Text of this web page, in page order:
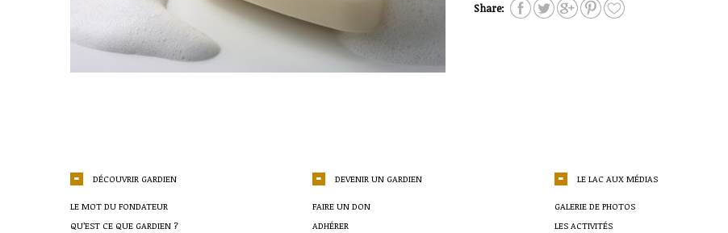
Share:
DÉCOUVRIR GARDIEN
LE MOT DU FONDATEUR
QU’EST CE QUE GARDIEN ?
DEVENIR UN GARDIEN
FAIRE UN DON
ADHÉRER
LE LAC AUX MÉDIAS
GALERIE DE PHOTOS
LES ACTIVITÉS